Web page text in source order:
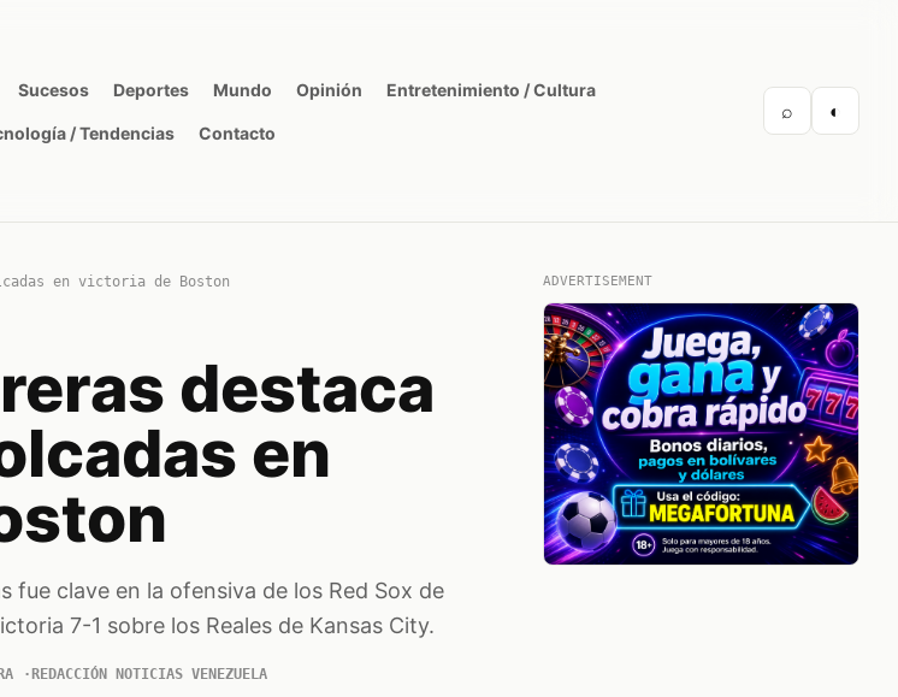
Sucesos Deportes Mundo Opinión Entretenimiento / Cultura
/ Tendencias Contacto
⌕ ◐
en victoria de Boston
destaca
en
fue clave en la ofensiva de los Red Sox de
7-1 sobre los Reales de Kansas City.
REDACCIÓN NOTICIAS VENEZUELA
ADVERTISEMENT